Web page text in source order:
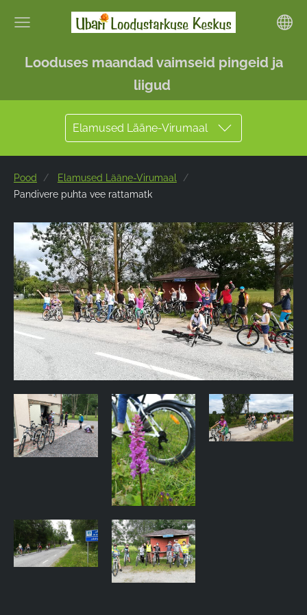
Looduses maandad vaimseid pingeid ja
liigud
Elamused Lääne-Virumaal
Pood
Elamused Lääne-Virumaal
Pandivere puhta vee rattamatk